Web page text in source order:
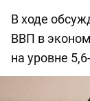
В ходе
ВВП в
на уровне